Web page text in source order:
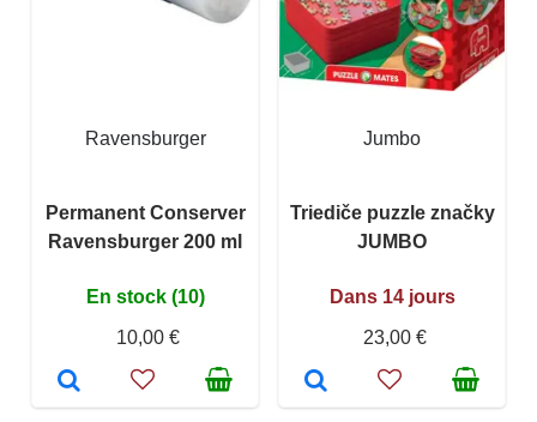
Ravensburger
Permanent Conserver
Ravensburger 200 ml
En stock (10)
10,00 €
Jumbo
Triediče puzzle značky
JUMBO
Dans 14 jours
23,00 €